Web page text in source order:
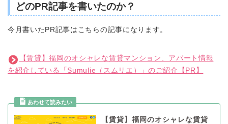
どのPR記事を書いたのか？
今月書いたPR記事はこちらの記事になります。
【賃貸】福岡のオシャレな賃貸マンション、アパート情報
を紹介している「Sumulie（スムリエ）」のご紹介【PR】
【賃貸】福岡のオシャレな賃貸